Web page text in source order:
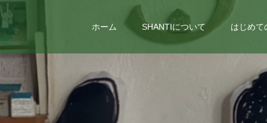
ホーム SHANTIについて はじめて